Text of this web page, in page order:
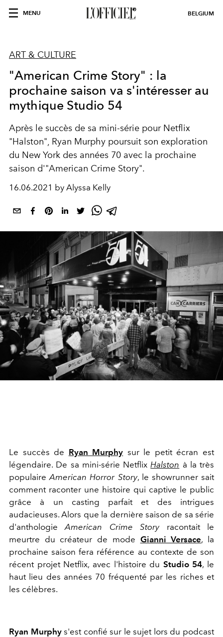
MENU BELGIUM
ART & CULTURE
"American Crime Story" : la
prochaine saison va s'intéresser au
mythique Studio 54
Après le succès de sa mini-série pour Netflix
"Halston", Ryan Murphy poursuit son exploration
du New York des années 70 avec la prochaine
saison d'"American Crime Story".
16.06.2021 by Alyssa Kelly
Le succès de Ryan Murphy sur le petit écran est
légendaire. De sa mini-série Netflix Halston à la très
populaireAmerican Horror Story, le showrunner sait
comment raconter une histoire qui captive le public
grâce à un casting parfait et des intrigues
audacieuses. Alors que la dernière saison de sa série
d'anthologieAmerican Crime Storyracontait le
meurtre du créateur de mode Gianni Versace, la
prochaine saison fera référence au contexte de son
récent projet Netflix, avec l'histoire du Studio 54, le
haut lieu des années 70 fréquenté par les riches et
les célèbres.
Ryan Murphys'est confié sur le sujet lors du podcast